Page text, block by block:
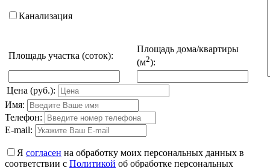
Канализация
Площадь участка (соток):
Площадь дома/квартиры
(м2):
Цена (руб.):
Имя:
Телефон:
E-mail:
Я согласен на обработку моих персональных данных в
соответствии с Политикой об обработке персональных